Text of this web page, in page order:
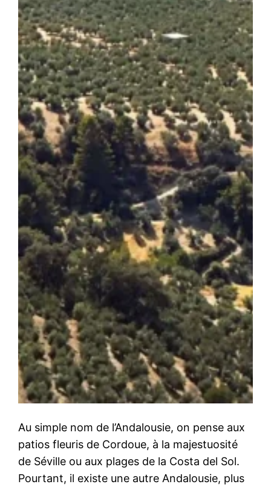
Au simple nom de l’Andalousie, on pense aux
patios fleuris de Cordoue, à la majestuosité
de Séville ou aux plages de la Costa del Sol.
Pourtant, il existe une autre Andalousie, plus